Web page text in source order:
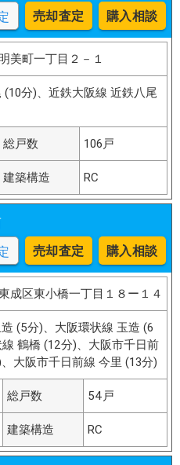
売却査定 購入相談
美町一丁目２－１
(10分)、近鉄大阪線 近鉄八尾
総戸数 106戸
建築構造 RC
売却査定 購入相談
成区東小橋一丁目１８ー１４
(5分)、大阪環状線 玉造 (6
鶴橋 (12分)、大阪市千日前
大阪市千日前線 今里 (13分)
総戸数 54戸
建築構造 RC